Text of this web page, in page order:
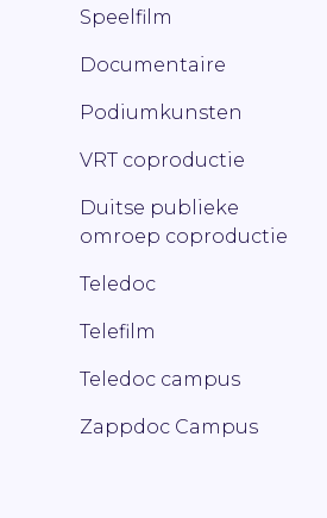
Speelfilm
Documentaire
Podiumkunsten
VRT coproductie
Duitse publieke
omroep coproductie
Teledoc
Telefilm
Teledoc campus
Zappdoc Campus